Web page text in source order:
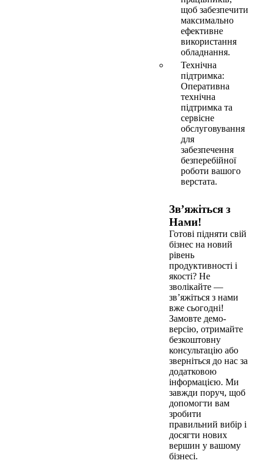
щоб забезпечити
максимально
ефективне
використання
обладнання.
Технічна
підтримка:
Оперативна
технічна
підтримка та
сервісне
обслуговування
для
забезпечення
безперебійної
роботи вашого
верстата.
Зв’яжіться з
Нами!
Готові підняти свій
бізнес на новий
рівень
продуктивності і
якості? Не
зволікайте —
зв’яжіться з нами
вже сьогодні!
Замовте демо-
версію, отримайте
безкоштовну
консультацію або
зверніться до нас за
додатковою
інформацією. Ми
завжди поруч, щоб
допомогти вам
зробити
правильний вибір і
досягти нових
вершин у вашому
бізнесі.